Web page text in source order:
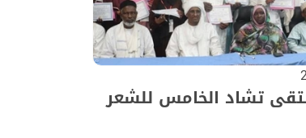
تشاد الخامس للشعر